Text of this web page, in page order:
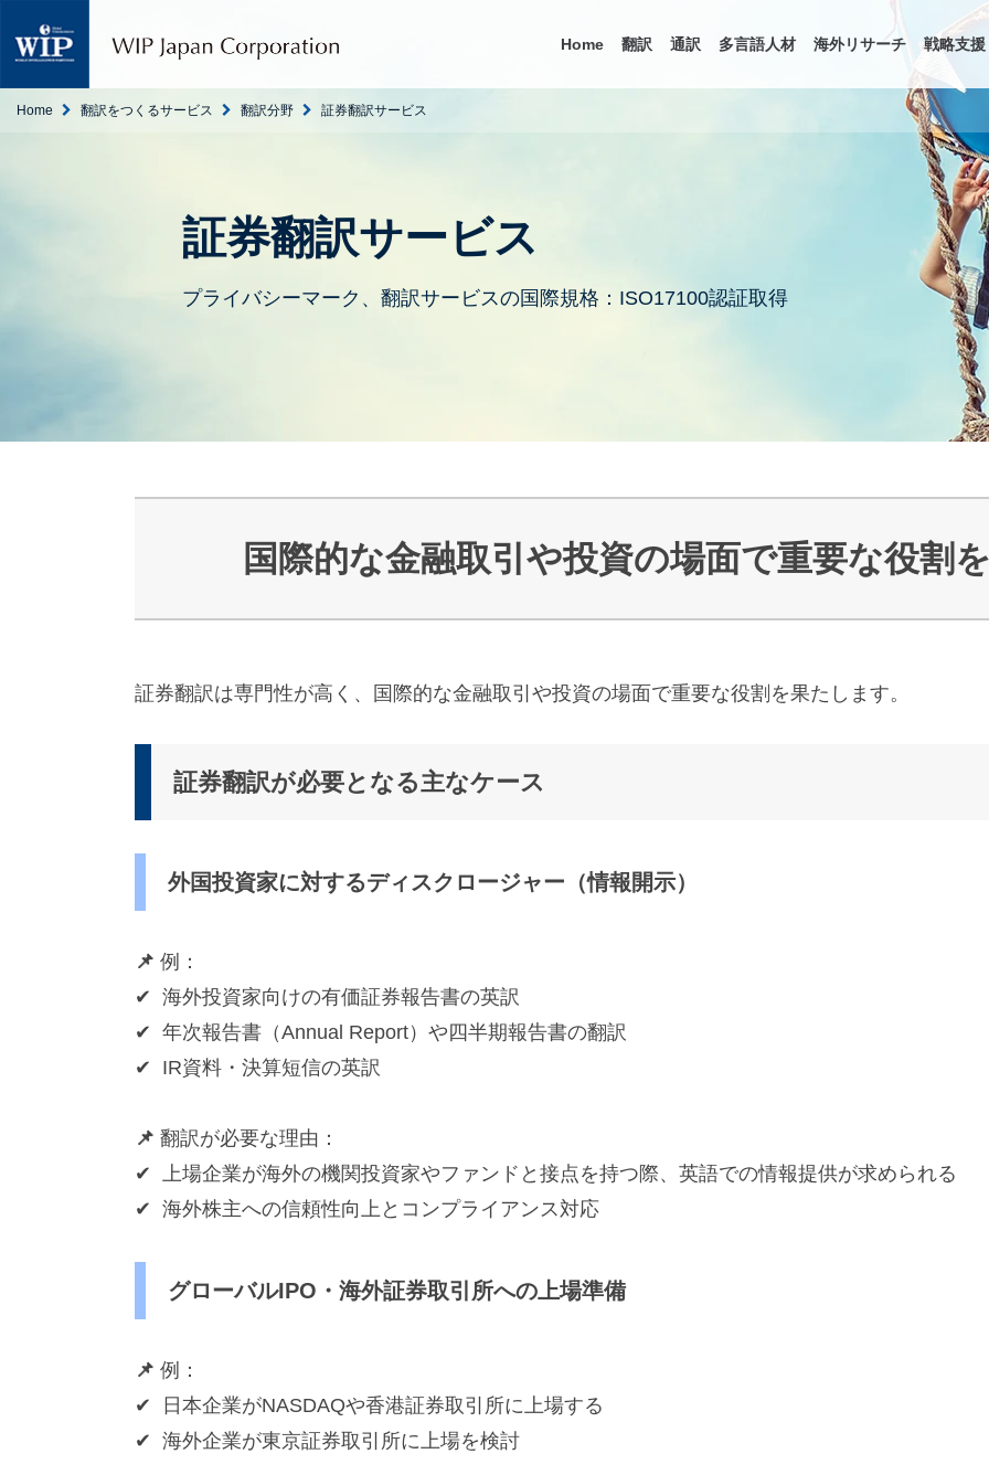
P
ャ
訳
・
訳
・
派
の
多
ビ
ス
3
9
国
対
応
）
Home 翻訳 通訳 多言語人材 海外リサーチ 戦略支援
Home 翻訳をつくるサービス 翻訳分野 証券翻訳サービス
証券翻訳サービス
プライバシーマーク、翻訳サービスの国際規格：ISO17100認証取得
国際的な金融取引や投資の場面で重要な役割
証券翻訳は専門性が高く、国際的な金融取引や投資の場面で重要な役割を果たします。
証券翻訳が必要となる主なケース
外国投資家に対するディスクロージャー（情報開示）
📌 例：
✔ 海外投資家向けの有価証券報告書の英訳
✔ 年次報告書（Annual Report）や四半期報告書の翻訳
✔ IR資料・決算短信の英訳
📌 翻訳が必要な理由：
✔ 上場企業が海外の機関投資家やファンドと接点を持つ際、英語での情報提供が求められる
✔ 海外株主への信頼性向上とコンプライアンス対応
グローバルIPO・海外証券取引所への上場準備
📌 例：
✔ 日本企業がNASDAQや香港証券取引所に上場する
✔ 海外企業が東京証券取引所に上場を検討